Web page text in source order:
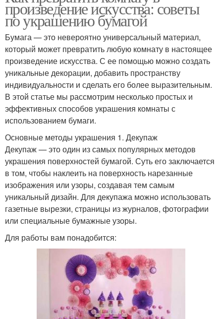
произведение искусства: советы
по украшению бумагой
Бумага — это невероятно универсальный материал,
который может превратить любую комнату в настоящее
произведение искусства. С ее помощью можно создать
уникальные декорации, добавить пространству
индивидуальности и сделать его более выразительным.
В этой статье мы рассмотрим несколько простых и
эффективных способов украшения комнаты с
использованием бумаги.
Основные методы украшения 1. Декупаж
Декупаж — это один из самых популярных методов
украшения поверхностей бумагой. Суть его заключается
в том, чтобы наклеить на поверхность нарезанные
изображения или узоры, создавая тем самым
уникальный дизайн. Для декупажа можно использовать
газетные вырезки, страницы из журналов, фотографии
или специальные бумажные узоры.
Для работы вам понадобится: